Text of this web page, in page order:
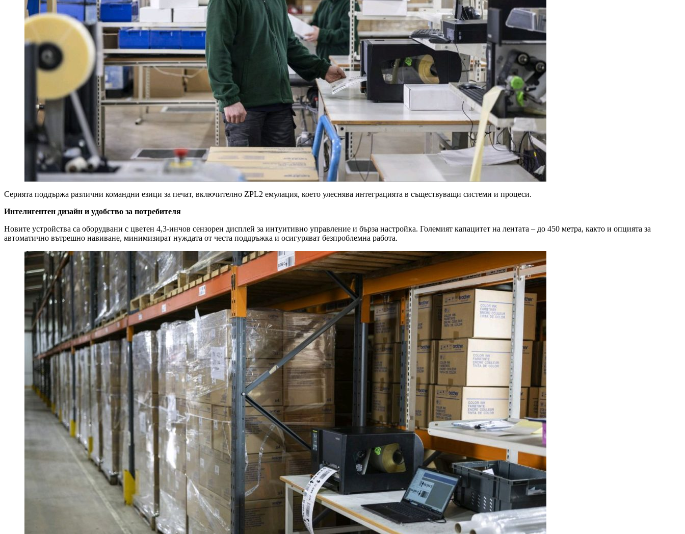
Серията поддържа различни командни езици за печат, включително ZPL2 емулация, което улеснява интеграцията в съществуващи системи и процеси.
Интелигентен дизайн и удобство за потребителя
Новите устройства са оборудвани с цветен 4,3-инчов сензорен дисплей за интуитивно управление и бърза настройка. Големият капацитет на лентата – до 450 метра, както и опцията за
автоматично вътрешно навиване, минимизират нуждата от честа поддръжка и осигуряват безпроблемна работа.